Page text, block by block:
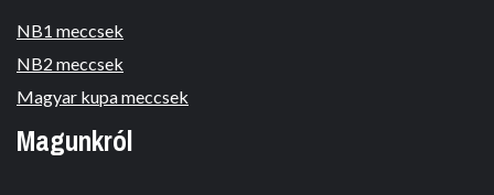
NB1 meccsek
NB2 meccsek
Magyar kupa meccsek
Magunkról